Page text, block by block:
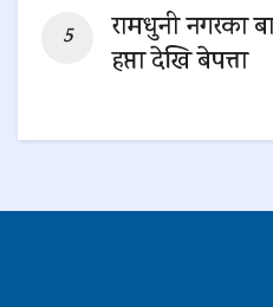
रामधुनी नगरका
हप्ता देखि बेपत्ता